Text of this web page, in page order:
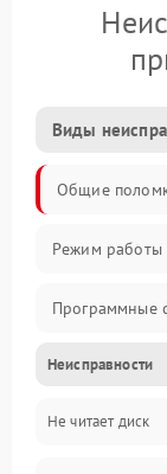
Виды
Общие
Режим работы
Программные
Видео и HDMI
Звук и
Неисправности
Не читает диск